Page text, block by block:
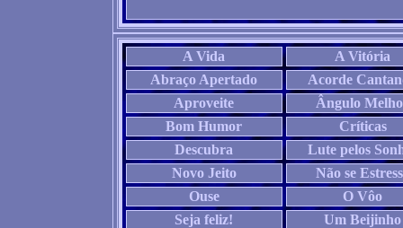
A Vida
A Vitória
Abraço Apertado
Acorde
Aproveite
Ângulo
Bom Humor
Críticas
Descubra
Lute pelos
Novo Jeito
Não se
Ouse
O Vôo
Seja feliz!
Um Beijinho